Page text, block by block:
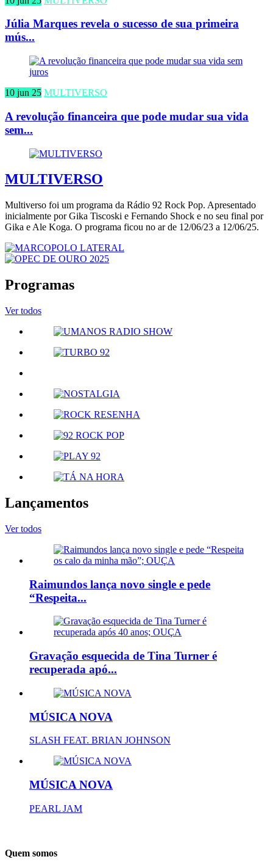
Júlia Marques revela o sucesso de sua primeira
mús...
10 jun 25 MULTIVERSO
A revolução financeira que pode mudar sua vida
sem...
MULTIVERSO
Multiverso foi um programa da Rádio 92 Rock Pop. Apresentado
inicialmente por Gika Tiscoski e Fernando Shock e no seu final por
Gika e Ale Koga. O programa ficou no ar de 12/06/23 a 12/06/25.
Programas
Ver todos
Lançamentos
Ver todos
Raimundos lança novo single e pede
“Respeita...
Gravação esquecida de Tina Turner é
recuperada apó...
MÚSICA NOVA
SLASH FEAT. BRIAN JOHNSON
MÚSICA NOVA
PEARL JAM
Quem somos